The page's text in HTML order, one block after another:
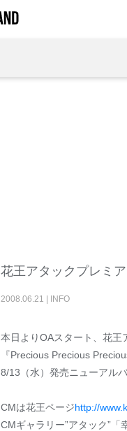
花王アタックプレミ
2008.06.21 INFO
本日よりOAスタート、花王
『Precious Precious
8/13（水）発売ニューアル
CMは花王ページhttp://
CMギャラリー”アタック”「